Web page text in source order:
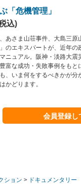
「危機管理」
込)
あさま山荘事件、大島三
のエキスパートが、近年
ニュアル。阪神・淡路大
富な成功・失敗事例をも
、いま何をするべきかが
かどります。
会員登録し
ション > ドキュメンタリー